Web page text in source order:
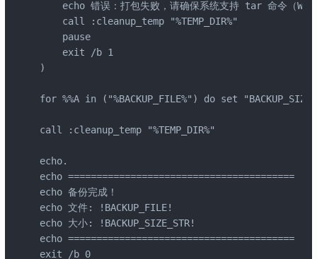
echo 错误：打包失败，请确保系统支持 tar 命令（
    call :cleanup_temp "%TEMP_DIR%"
    pause
    exit /b 1
)
for %%A in ("%BACKUP_FILE%") do set
call :cleanup_temp "%TEMP_DIR%"
echo.
echo ========================================
echo 备份完成！
echo 文件: !BACKUP_FILE!
echo 大小: !BACKUP_SIZE_STR!
echo ========================================
exit /b 0